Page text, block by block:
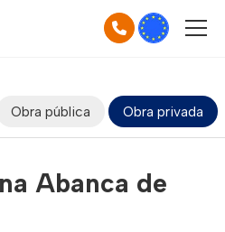
Obra pública Obra privada
Abanca de